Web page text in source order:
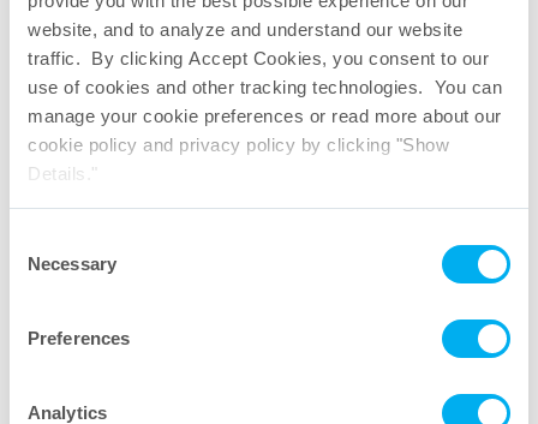
website, and to analyze and understand our website
traffic. By clicking Accept Cookies, you consent to our
use of cookies and other tracking technologies. You can
manage your cookie preferences or read more about our
cookie policy and privacy policy by clicking "Show
Details."
Selection
Necessary
Preferences
Analytics